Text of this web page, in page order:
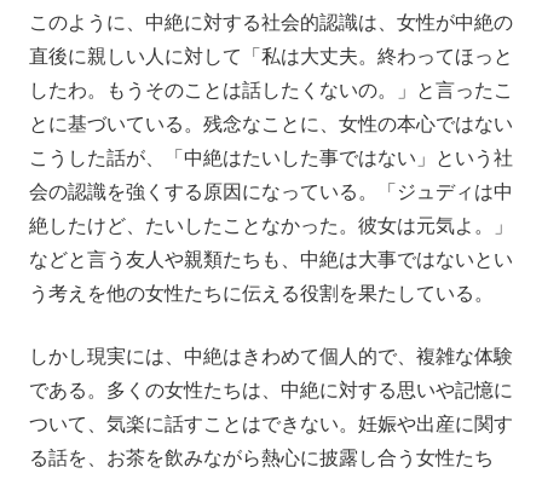
このように、中絶に対する社会的認識は、女性が中絶の
直後に親しい人に対して「私は大丈夫。終わってほっと
したわ。もうそのことは話したくないの。」と言ったこ
とに基づいている。残念なことに、女性の本心ではない
こうした話が、「中絶はたいした事ではない」という社
会の認識を強くする原因になっている。「ジュディは中
絶したけど、たいしたことなかった。彼女は元気よ。」
などと言う友人や親類たちも、中絶は大事ではないとい
う考えを他の女性たちに伝える役割を果たしている。
しかし現実には、中絶はきわめて個人的で、複雑な体験
である。多くの女性たちは、中絶に対する思いや記憶に
ついて、気楽に話すことはできない。妊娠や出産に関す
る話を、お茶を飲みながら熱心に披露し合う女性たち